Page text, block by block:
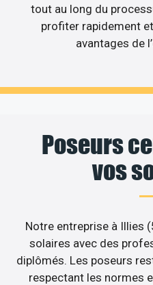
tout au long du
profiter rapidement
avantages de
Poseurs
vos
Notre entreprise à Illies
solaires avec des
diplômés. Les poseurs
respectant les normes